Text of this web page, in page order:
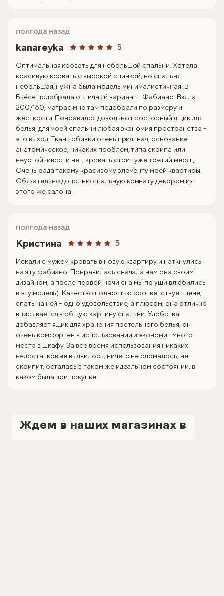
kanareyka 5
полгода назад
Оптимальная кровать для небольшой спальни. Хотела
красивую кровать с высокой спинкой, но спальня
небольшая, нужна была модель минималистичная. В
Бьёсе подобрала отличный вариант - Фабиано. Взяла
200/160, матрас мне там подобрали по размеру и
жесткости. Понравился довольно просторный ящик для
белья, для моей спальни любая экономия пространства -
это выход. Ткань обивки очень приятная, основание
анатомическое, никаких проблем, типа скрипа или
неустойчивости нет, кровать стоит уже третий месяц.
Очень рада такому красивому элементу моей квартиры.
Обязательно дополню спальную комнату декором из
этого же салона.
Кристина 5
полгода назад
Искали с мужем кровать в новую квартиру и наткнулись
на эту фабиано. Понравилась сначала нам она своим
дизайном, а после первой ночи сна мы по уши влюбились
в эту модель). Качество полностью соответствует цене,
спать на ней – одно удовольствие, а плюсом, она отлично
вписывается в общую картину спальни. Удобства
добавляет ящик для хранения постельного белья, он
очень комфортен в использовании и экономит много
места в шкафу. За все время использования никаких
недостатков не выявилось, ничего не сломалось, не
скрипит, осталась в таком же идеальном состоянии, в
каком была при покупке.
Ждем в наших магазинах в